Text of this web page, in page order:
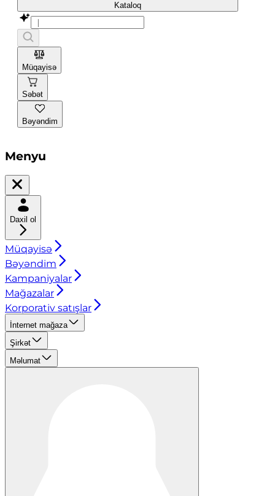
Kataloq
Müqayisə
Səbət
Bəyəndim
Menyu
Daxil ol
Müqayisə
Bəyəndim
Kampaniyalar
Mağazalar
Korporativ satışlar
İnternet mağaza
Şirkət
Məlumat